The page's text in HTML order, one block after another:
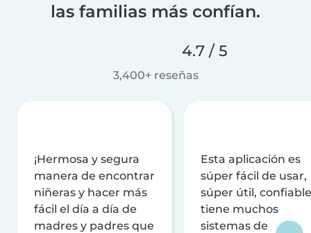
las familias más confían.
4.7 / 5
3,400+ reseñas
¡Hermosa y segura
manera de encontrar
niñeras y hacer más
fácil el día a día de
madres y padres que
Esta aplicación es
súper fácil de usar,
súper útil,
tiene muchos
sistemas de